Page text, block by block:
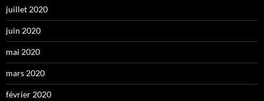
juillet 2020
juin 2020
mai 2020
mars 2020
février 2020